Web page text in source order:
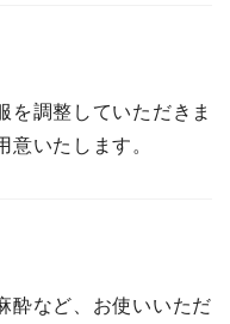
を調整していただきま
いたします。
酔など、お使いいただ